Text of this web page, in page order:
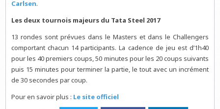
Carlsen.
Les deux tournois majeurs du Tata Steel 2017
13 rondes sont prévues dans le Masters et dans le Challengers
comportant chacun 14 participants. La cadence de jeu est d’1h40
pour les 40 premiers coups, 50 minutes pour les 20 coups suivants
puis 15 minutes pour terminer la partie, le tout avec un incrément
de 30 secondes par coup.
Pour en savoir plus : Le site officiel